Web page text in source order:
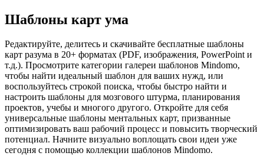
Шаблоны карт ума
Редактируйте, делитесь и скачивайте бесплатные шаблоны
карт разума в 20+ форматах (PDF, изображения, PowerPoint и
т.д.). Просмотрите категории галереи шаблонов Mindomo,
чтобы найти идеальный шаблон для ваших нужд, или
воспользуйтесь строкой поиска, чтобы быстро найти и
настроить шаблоны для мозгового штурма, планирования
проектов, учебы и многого другого. Откройте для себя
универсальные шаблоны ментальных карт, призванные
оптимизировать ваш рабочий процесс и повысить творческий
потенциал. Начните визуально воплощать свои идеи уже
сегодня с помощью коллекции шаблонов Mindomo.